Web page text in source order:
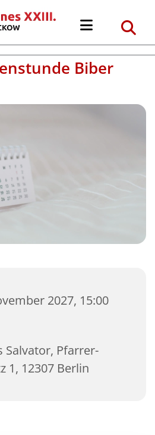
Biber
2027, 15:00
Salvator, Pfarrer-
1, 12307 Berlin